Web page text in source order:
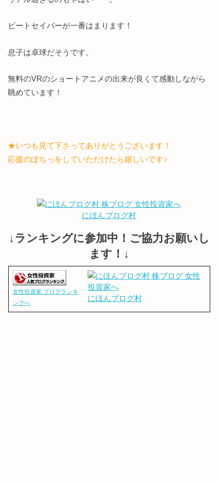
ビートセイバーが一番はまります！
息子は卓球だそうです。
無料のVRのショートアニメの出来が良くて感動しながら
眺めています！
★いつも見て下さってありがとうございます！
応援のぽちっをしていただけたら嬉しいです♪
にほんブログ村
↓ランキングに参加中！ご協力お願いし
ます！↓
女性投資家 ブログランキ
ングへ
にほんブログ村